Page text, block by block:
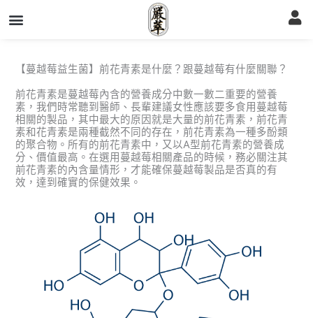
至
【蔓越莓益生菌】前花青素是什麼？跟蔓越莓有什麼關聯？
前花青素是蔓越莓內含的營養成分中數一數二重要的營養
素，我們時常聽到醫師、長輩建議女性應該要多食用蔓越莓
相關的製品，其中最大的原因就是大量的前花青素，前花青
素和花青素是兩種截然不同的存在，前花青素為一種多酚類
的聚合物。所有的前花青素中，又以A型前花青素的營養成
分、價值最高。在選用蔓越莓相關產品的時候，務必關注其
前花青素的內含量情形，才能確保蔓越莓製品是否真的有
效，達到確實的保健效果。